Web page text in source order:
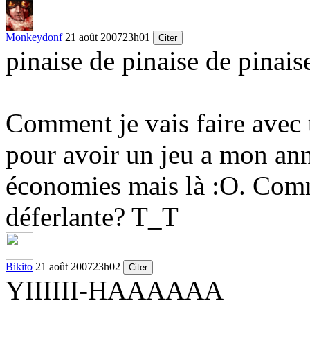
Monkeydonf 21 août 200723h01 Citer
pinaise de pinaise de
Comment je vais faire
pour avoir un jeu a mon
économies mais là :O.
déferlante? T_T
Bikito 21 août 200723h02 Citer
YIIIIII-HAAAAAA